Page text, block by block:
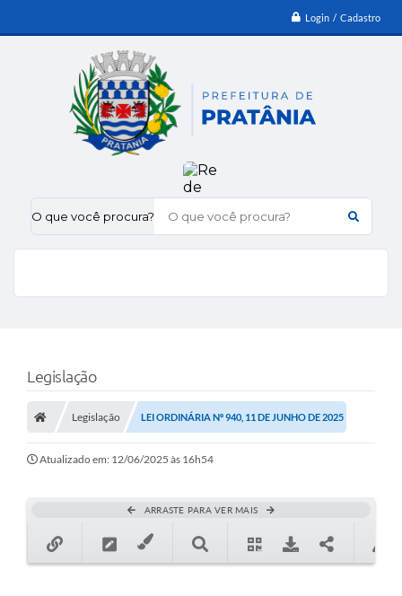
Login / Cadastro
O que você procura?
Legislação
Legislação LEI ORDINÁRIA Nº 940, 11 DE JUNHO DE 2025
Atualizado em: 12/06/2025 às 16h54
ARRASTE PARA VER MAIS